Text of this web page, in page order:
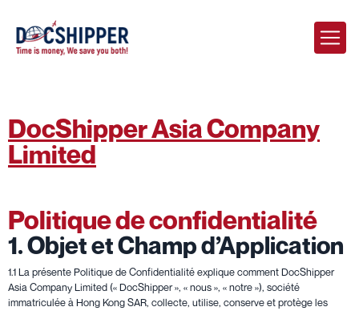
DocShipper Asia Company
Limited
Politique de confidentialité
1. Objet et Champ d’Application
1.1 La présente Politique de Confidentialité explique comment DocShipper
Asia Company Limited (« DocShipper », « nous », « notre »), société
immatriculée à Hong Kong SAR, collecte, utilise, conserve et protège les